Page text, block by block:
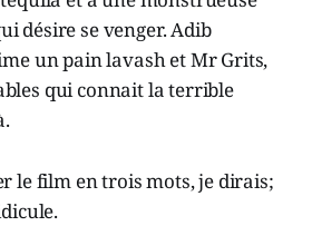
désire se venger. Adib
un pain lavash et Mr Grits,
qui connait la terrible
le film en trois mots, je dirais;